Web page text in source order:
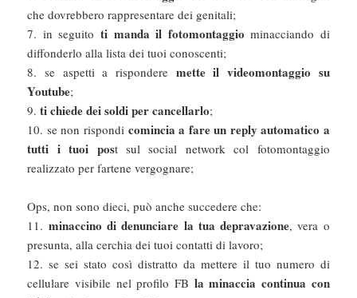
che dovrebbero rappresentare dei genitali;
7. in seguito ti manda il fotomontaggio minacciando di
diffonderlo alla lista dei tuoi conoscenti;
8. se aspetti a rispondere mette il videomontaggio su
Youtube;
9.ti chiede dei soldi per cancellarlo;
10. se non rispondi comincia a fare un reply automatico a
tutti i tuoi post sul social network col fotomontaggio
realizzato per fartene vergognare;
Ops, non sono dieci, può anche succedere che:
11. minaccino di denunciare la tua depravazione, vera o
presunta, alla cerchia dei tuoi contatti di lavoro;
12. se sei stato così distratto da mettere il tuo numero di
cellulare visibile nel profilo FB la minaccia continua con